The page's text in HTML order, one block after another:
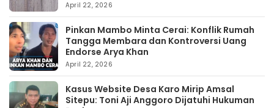
Kehangatan
April 22, 2026
Pinkan Mambo Minta Cerai: Konflik Rumah
Tangga Membara dan Kontroversi Uang
Endorse Arya Khan
April 22, 2026
Kasus Website Desa Karo Mirip Amsal
Sitepu: Toni Aji Anggoro Dijatuhi Hukuman